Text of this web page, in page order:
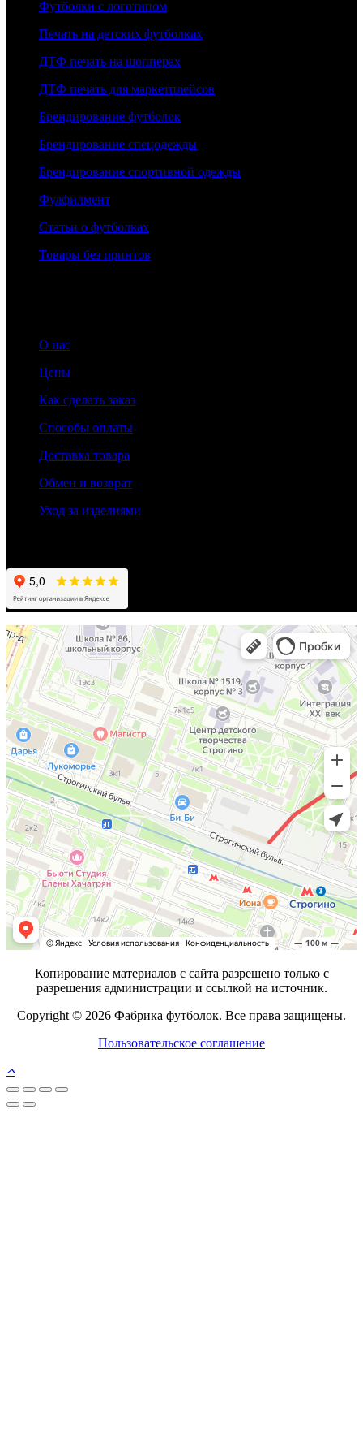
Футболки с логотипом
Печать на детских футболках
ДТФ печать на шопперах
ДТФ печать для маркетплейсов
Брендирование футболок
Брендирование спецодежды
Брендирование спортивной одежды
Фулфилмент
Статьи о футболках
Товары без принтов
О нас
Цены
Как сделать заказ
Способы оплаты
Доставка товара
Обмен и возврат
Уход за изделиями
Копирование материалов с сайта разрешено только с
разрешения администрации и ссылкой на источник.
Copyright © 2026 Фабрика футболок. Все права защищены.
Пользовательское соглашение